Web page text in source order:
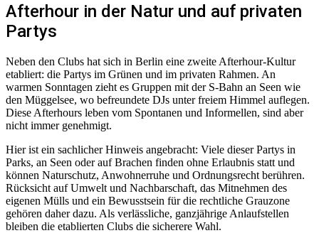
Afterhour in der Natur und auf privaten
Partys
Neben den Clubs hat sich in Berlin eine zweite Afterhour-Kultur
etabliert: die Partys im Grünen und im privaten Rahmen. An
warmen Sonntagen zieht es Gruppen mit der S-Bahn an Seen wie
den Müggelsee, wo befreundete DJs unter freiem Himmel auflegen.
Diese Afterhours leben vom Spontanen und Informellen, sind aber
nicht immer genehmigt.
Hier ist ein sachlicher Hinweis angebracht: Viele dieser Partys in
Parks, an Seen oder auf Brachen finden ohne Erlaubnis statt und
können Naturschutz, Anwohnerruhe und Ordnungsrecht berühren.
Rücksicht auf Umwelt und Nachbarschaft, das Mitnehmen des
eigenen Mülls und ein Bewusstsein für die rechtliche Grauzone
gehören daher dazu. Als verlässliche, ganzjährige Anlaufstellen
bleiben die etablierten Clubs die sicherere Wahl.